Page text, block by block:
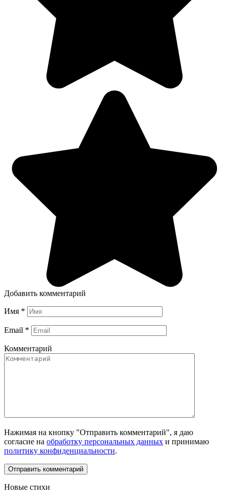
Добавить комментарий
Имя *
Email *
Комментарий
Нажимая на кнопку "Отправить комментарий", я даю
согласие на обработку персональных данных и принимаю
политику конфиденциальности.
Новые стихи